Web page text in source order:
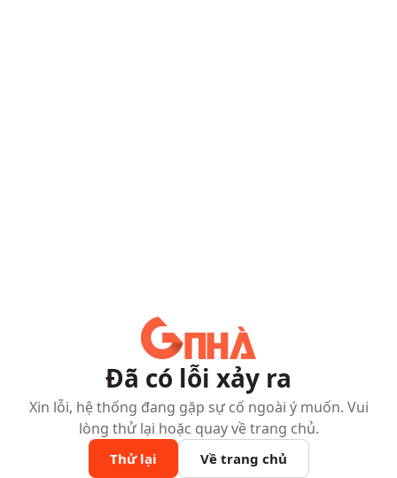
Đã có lỗi xảy ra
Xin lỗi, hệ thống đang gặp sự cố ngoài ý muốn. Vui
lòng thử lại hoặc quay về trang chủ.
Thử lại Về trang chủ